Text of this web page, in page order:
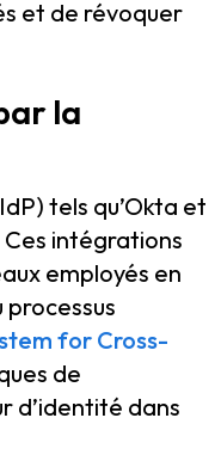
et de révoquer
la
tels qu’Okta et
intégrations
employés en
for Cross-
de
d’identité dans